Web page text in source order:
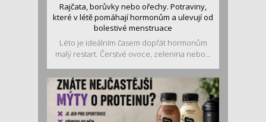
Rajčata, borůvky nebo ořechy. Potraviny,
které v létě pomáhají hormonům a ulevují od
bolestivé menstruace
Léto je ideálním časem dopřát hormonům
malý restart. Čerstvé ovoce, zelenina nebo...